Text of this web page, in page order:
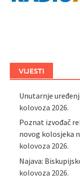
VIJESTI
Unutarnje
kolovoza 2026.
Poznat izvođač
novog kolosjeka
kolovoza 2026.
Najava:
kolovoza 2026.